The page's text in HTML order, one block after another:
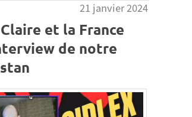
21 janvier 2024
et la France
de notre